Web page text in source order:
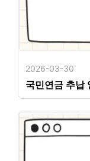
2026-03-30
국민연금 추납